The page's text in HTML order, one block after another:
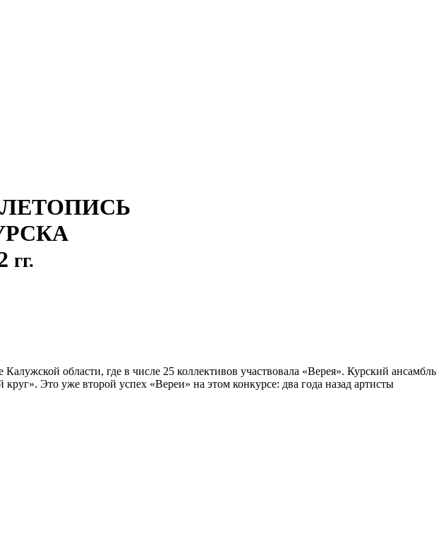
гг.
области, где в числе 25 коллективов участвовала «Верея». Курский ансамбль
Это уже второй успех «Вереи» на этом конкурсе: два года назад артисты